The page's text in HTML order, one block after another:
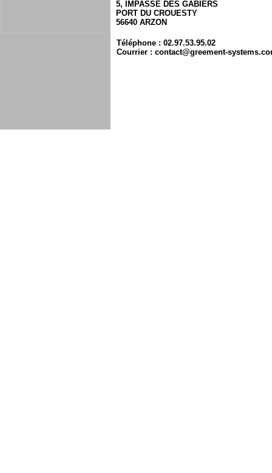
5, IMPASSE DES GABIERS
PORT DU CROUESTY
56640 ARZON
Téléphone : 02.97.53.95.02
Courrier : contact@greement-